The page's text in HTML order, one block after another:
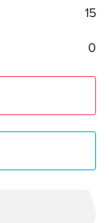
15
0